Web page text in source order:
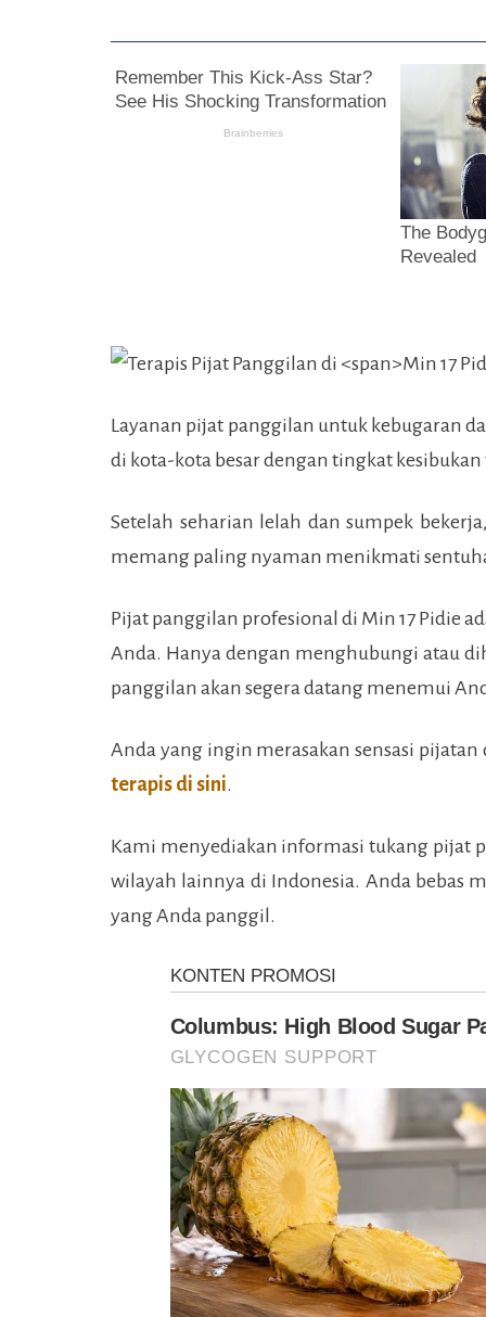
Layanan pijat panggilan untuk kebugaran
di kota-kota besar dengan tingkat
Setelah seharian lelah dan sumpek
memang paling nyaman menikmati
Pijat panggilan profesional di Min 17 Pidie
Anda. Hanya dengan menghubungi atau
panggilan akan segera datang menemui
Anda yang ingin merasakan sensasi
terapis di sini.
Kami menyediakan informasi tukang pijat
wilayah lainnya di Indonesia. Anda bebas
yang Anda panggil.